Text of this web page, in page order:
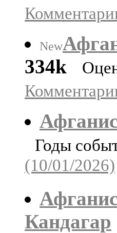
New
334k
Годы
(10/01/2026)
Кандагар